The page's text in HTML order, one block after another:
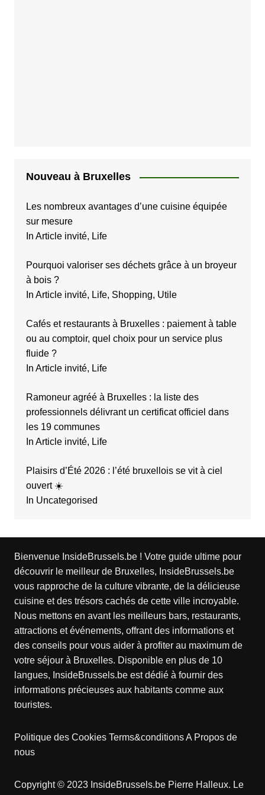
Nouveau à Bruxelles
Les nombreux avantages d’une cuisine équipée
sur mesure
In Article invité, Life
Pourquoi valoriser ses déchets grâce à un broyeur
à bois ?
In Article invité, Life, Shopping, Utile
Cafés et restaurants à Bruxelles : paiement à table
ou au comptoir, quel choix pour un service plus
fluide ?
In Article invité, Life
Ramoneur agréé à Bruxelles : la liste des
professionnels délivrant un certificat officiel dans
les 19 communes
In Article invité, Life
Plaisirs d’Été 2026 : l’été bruxellois se vit à ciel
ouvert ☀️
In Uncategorised
Bienvenue InsideBrussels.be ! Votre guide ultime pour
découvrir le meilleur de Bruxelles, InsideBrussels.be
vous rapproche de la culture vibrante, de la délicieuse
cuisine et des trésors cachés de cette ville incroyable.
Nous mettons en avant les meilleurs bars, restaurants,
attractions et événements, offrant des informations et
des conseils pour vous aider à profiter au maximum de
votre séjour à Bruxelles. Disponible en plus de 10
langues, InsideBrussels.be est dédié à fournir des
informations précieuses aux habitants comme aux
touristes.
Politique des Cookies Terms&conditionsA Propos de
nous
Copyright © 2023 InsideBrussels.be Pierre Halleux. Le